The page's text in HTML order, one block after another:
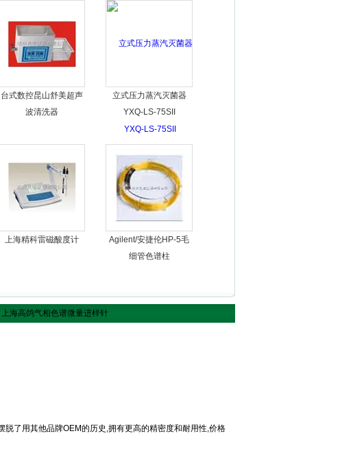
台式数控昆山舒美超声
波清洗器
立式压力蒸汽灭菌器
YXQ-LS-75SII
上海精科雷磁酸度计
Agilent/安捷伦HP-5毛
细管色谱柱
上海高鸽气相色谱微量进样针
了用其他品牌OEM的历史,拥有更高的精密度和耐用性,价格